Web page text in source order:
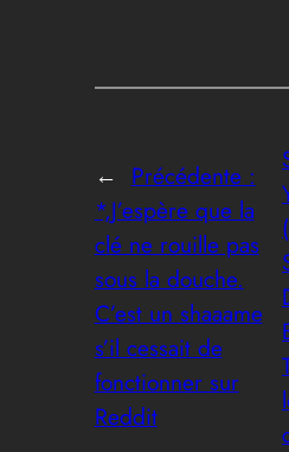
← Précédente :
*,J’espère que la
clé ne rouille pas
sous la douche.
C’est un shaaame
s’il cessait de
fonctionner sur
Reddit